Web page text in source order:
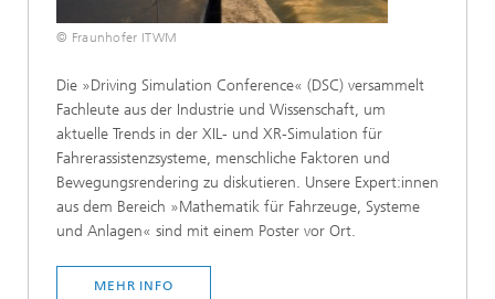
© Fraunhofer ITWM
Die »Driving Simulation Conference« (DSC) versammelt
Fachleute aus der Industrie und Wissenschaft, um
aktuelle Trends in der XIL- und XR-Simulation für
Fahrerassistenzsysteme, menschliche Faktoren und
Bewegungsrendering zu diskutieren. Unsere Expert:innen
aus dem Bereich »Mathematik für Fahrzeuge, Systeme
und Anlagen« sind mit einem Poster vor Ort.
MEHR INFO